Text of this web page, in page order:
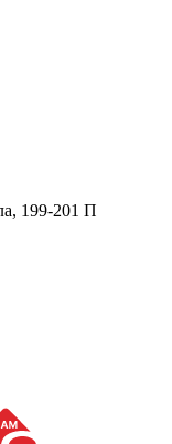
199-201 П